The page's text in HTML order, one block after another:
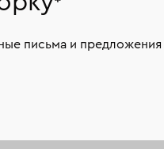
*
письма и предложения